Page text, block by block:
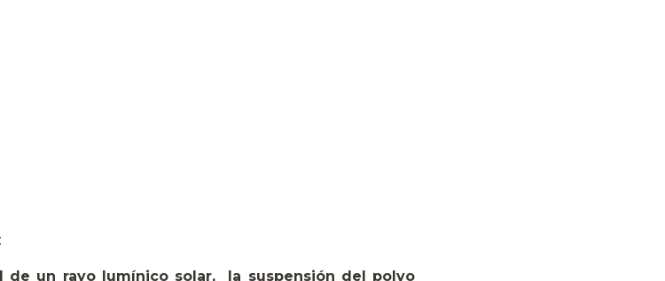
un rayo lumínico solar, la suspensión del polvo